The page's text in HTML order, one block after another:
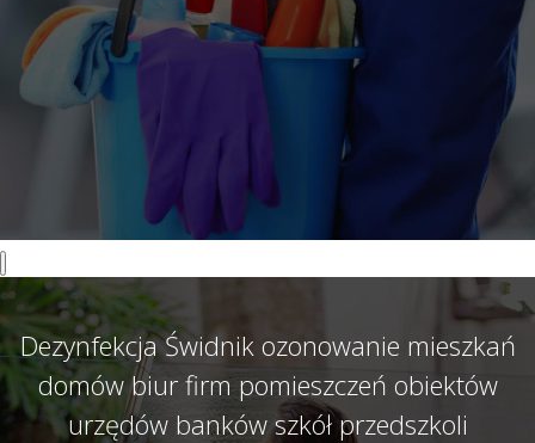
Dezynfekcja Świdnik ozonowanie mieszkań
domów biur firm pomieszczeń obiektów
urzędów banków szkół przedszkoli